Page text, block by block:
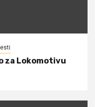
za Lokomotivu